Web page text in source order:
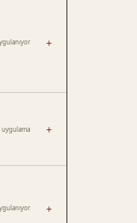
+
uygulama +
+